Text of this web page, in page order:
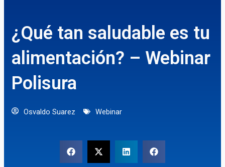
¿Qué tan saludable es tu
alimentación? – Webinar
Polisura
Osvaldo Suarez Webinar